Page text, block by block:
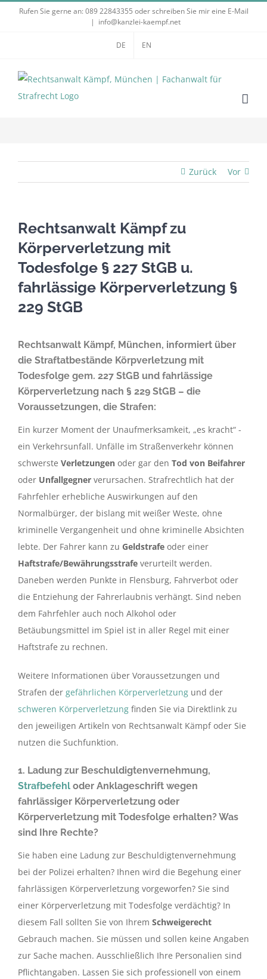
Rufen Sie gerne an: 089 22843355 oder schreiben Sie mir eine E-Mail
| info@kanzlei-kaempf.net
DE EN
Zurück Vor
Rechtsanwalt Kämpf zu
Körperverletzung mit
Todesfolge § 227 StGB u.
fahrlässige Körperverletzung §
229 StGB
Rechtsanwalt Kämpf, München, informiert über
die Straftatbestände Körpverletzung mit
Todesfolge gem. 227 StGB und fahrlässige
Körperverletzung nach § 229 StGB – die
Voraussetzungen, die Strafen:
Ein kurzer Moment der Unaufmerksamkeit, „es kracht“ -
ein Verkehrsunfall. Unfälle im Straßenverkehr können
schwerste Verletzungen oder gar den Tod von Beifahrer
oder Unfallgegner verursachen. Strafrechtlich hat der
Fahrfehler erhebliche Auswirkungen auf den
Normalbürger, der bislang mit weißer Weste, ohne
kriminelle Vergangenheit und ohne kriminelle Absichten
lebte. Der Fahrer kann zu Geldstrafe oder einer
Haftstrafe/Bewährungsstrafe verurteilt werden.
Daneben werden Punkte in Flensburg, Fahrverbot oder
die Entziehung der Fahrerlaubnis verhängt. Sind neben
dem Fahrfehler auch noch Alkohol oder
Betäubungsmittel im Spiel ist in aller Regel mit einer
Haftstrafe zu rechnen.
Weitere Informationen über Voraussetzungen und
Strafen der gefährlichen Körperverletzung und der
schweren Körperverletzung finden Sie via Direktlink zu
den jeweiligen Artikeln von Rechtsanwalt Kämpf oder Sie
nutzen die Suchfunktion.
1. Ladung zur Beschuldigtenvernehmung,
Strafbefehl oder Anklageschrift wegen
fahrlässiger Körperverletzung oder
Körperverletzung mit Todesfolge erhalten? Was
sind Ihre Rechte?
Sie haben eine Ladung zur Beschuldigtenvernehmung
bei der Polizei erhalten? Ihnen wird die Begehung einer
fahrlässigen Körperverletzung vorgeworfen? Sie sind
einer Körperverletzung mit Todesfolge verdächtig? In
diesem Fall sollten Sie von Ihrem Schweigerecht
Gebrauch machen. Sie müssen und sollen keine Angaben
zur Sache machen. Ausschließlich Ihre Personalien sind
Pflichtangaben. Lassen Sie sich professionell von einem